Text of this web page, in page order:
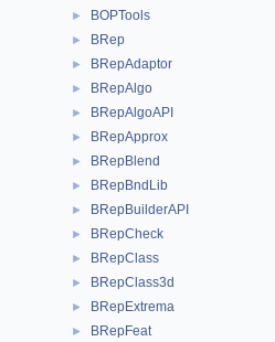
► BOPTools
► BRep
► BRepAdaptor
► BRepAlgo
► BRepAlgoAPI
► BRepApprox
► BRepBlend
► BRepBndLib
► BRepBuilderAPI
► BRepCheck
► BRepClass
► BRepClass3d
► BRepExtrema
► BRepFeat